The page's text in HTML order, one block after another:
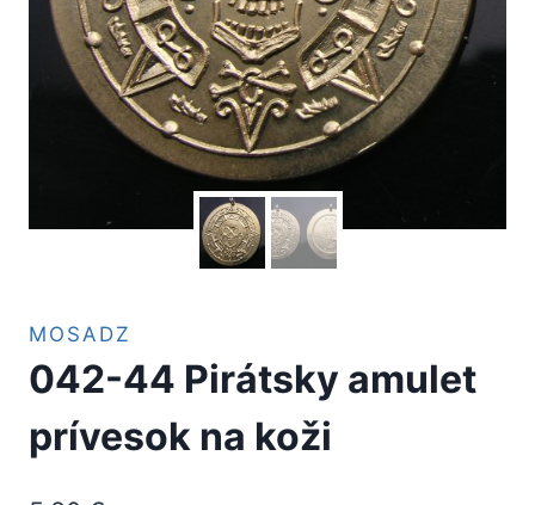
MOSADZ
042-44 Pirátsky amulet
prívesok na koži